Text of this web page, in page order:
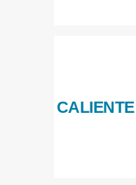
CALIENTE